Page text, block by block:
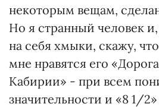
некоторым вещам,
Но я странный человек
на себя хмыки, скажу,
мне нравятся его
Кабирии» - при всем
значительности и «8 1/